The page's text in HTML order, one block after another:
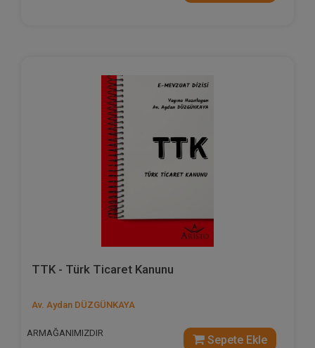
TTK - Türk Ticaret Kanunu
Av. Aydan DÜZGÜNKAYA
ARMAĞANIMIZDIR
Sepete Ekle